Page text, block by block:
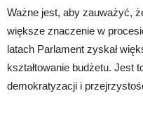
Ważne jest, aby zauważyć,
większe znaczenie w
latach Parlament zyskał
kształtowanie budżetu. Jest
demokratyzacji i